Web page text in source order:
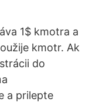
1$ kmotra a
kmotr. Ak
do
a prilepte